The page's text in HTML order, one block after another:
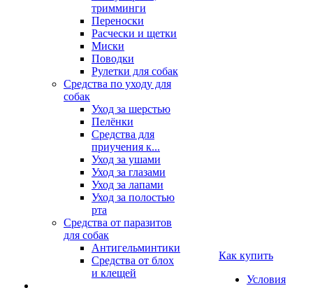
тримминги
Переноски
Расчески и щетки
Миски
Поводки
Рулетки для собак
Средства по уходу для
собак
Уход за шерстью
Пелёнки
Средства для
приучения к...
Уход за ушами
Уход за глазами
Уход за лапами
Уход за полостью
рта
Средства от паразитов
для собак
Антигельминтики
Средства от блох
и клещей
Как купить
Условия